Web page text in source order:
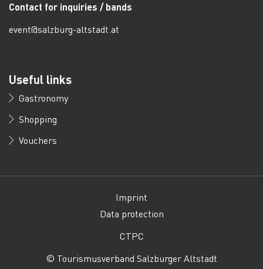
Contact for inquiries / bands
event@salzburg-altstadt.at
Useful links
Gastronomy
Shopping
Vouchers
Imprint
Data protection
CTPC
© Tourismusverband Salzburger Altstadt